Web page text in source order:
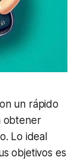
un rápido
obtener
Lo ideal
objetivos es